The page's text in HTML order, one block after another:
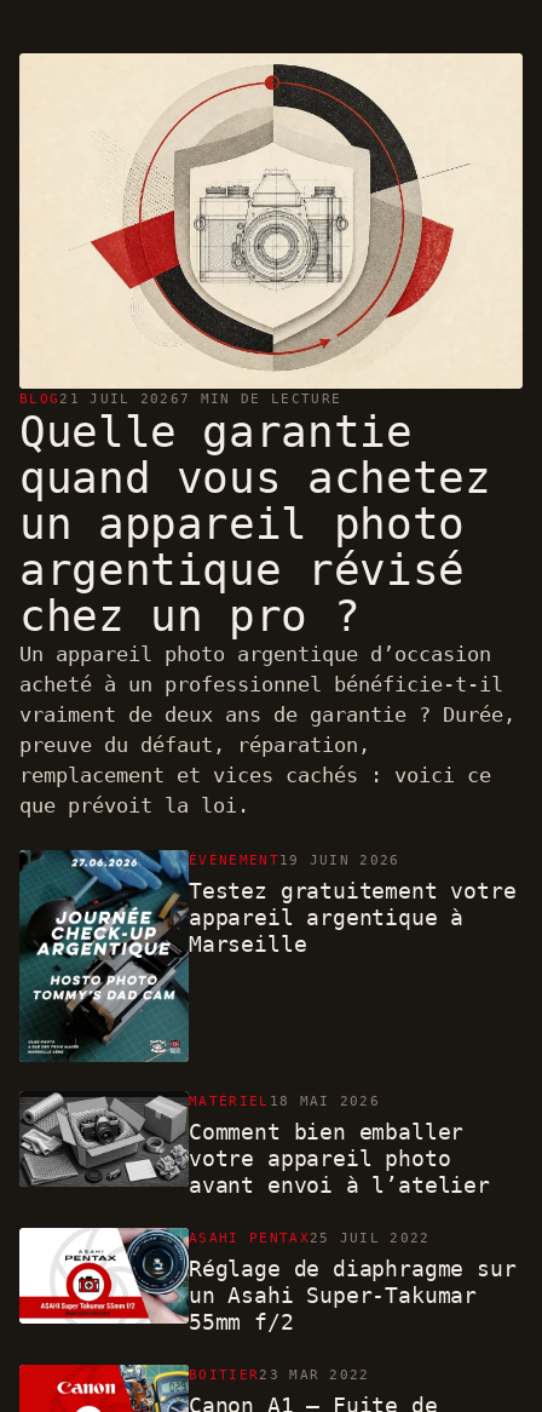
BLOG 21 JUIL 20267 MIN DE LECTURE
Quelle garantie
quand vous achetez
un appareil photo
argentique révisé
chez un pro ?
Un appareil photo argentique d’occasion
acheté à un professionnel bénéficie-t-il
vraiment de deux ans de garantie ? Durée,
preuve du défaut, réparation,
remplacement et vices cachés : voici ce
que prévoit la loi.
ÉVÉNEMENT19 JUIN 2026
Testez gratuitement votre
appareil argentique à
Marseille
MATÉRIEL 18 MAI 2026
Comment bien emballer
votre appareil photo
avant envoi à l’atelier
ASAHI PENTAX25 JUIL 2022
Réglage de diaphragme sur
un Asahi Super-Takumar
55mm f/2
BOITIER23 MAR 2022
Canon A1 – Fuite de